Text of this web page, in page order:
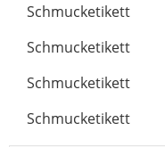
Schmucketikett
Schmucketikett
Schmucketikett
Schmucketikett